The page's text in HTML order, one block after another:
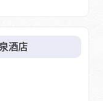
酒店